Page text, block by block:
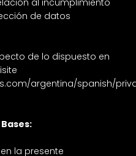
al incumplimiento
de datos
de lo dispuesto en
argentina/spanish/
la presente